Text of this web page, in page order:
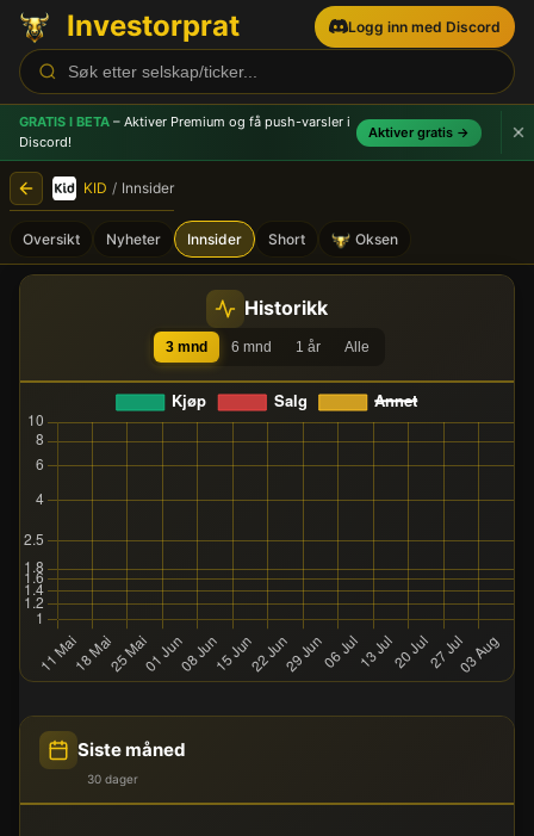
Investorprat Logg inn med Discord
GRATIS I BETA – Aktiver Premium og få push-varsler i
Discord!
Aktiver gratis →
KID / Innsider
Oversikt Nyheter Innsider Short Oksen
KID (KID) - Innsidehandel
Siste måned
30 dager
Historikk
3 mnd 6 mnd 1 år Alle